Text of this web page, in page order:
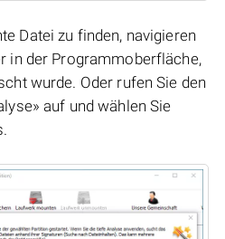
Datei zu finden, navigieren
in der Programmoberfläche,
wurde. Oder rufen Sie den
auf und wählen Sie